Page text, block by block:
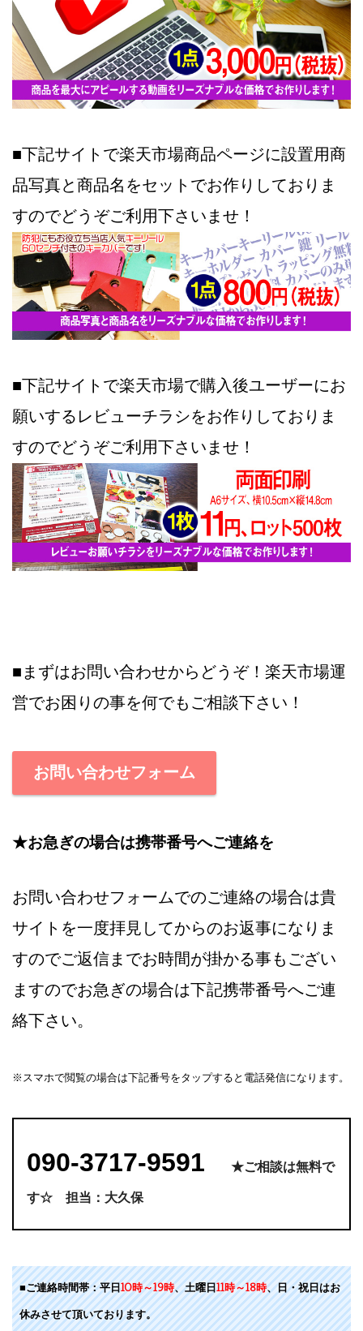
■下記サイトで楽天市場商品ページに設置用商
品写真と商品名をセットでお作りしておりま
すのでどうぞご利用下さいませ！
■下記サイトで楽天市場で購入後ユーザーにお
願いするレビューチラシをお作りしておりま
すのでどうぞご利用下さいませ！
■まずはお問い合わせからどうぞ！楽天市場運
営でお困りの事を何でもご相談下さい！
お問い合わせフォーム
★お急ぎの場合は携帯番号へご連絡を
お問い合わせフォームでのご連絡の場合は貴
サイトを一度拝見してからのお返事になりま
すのでご返信までお時間が掛かる事もござい
ますのでお急ぎの場合は下記携帯番号へご連
絡下さい。
※スマホで閲覧の場合は下記番号をタップすると電話発信になります。
090-3717-9591 ★ご相談は無料で
す☆ 担当：大久保
■ご連絡時間帯：平日10時～19時、土曜日11時～18時、日・祝日はお
休みさせて頂いております。